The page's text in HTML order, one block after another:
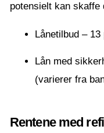
potensielt kan skaffe
Lånetilbud –
Lån med
(varierer fra
Rentene med